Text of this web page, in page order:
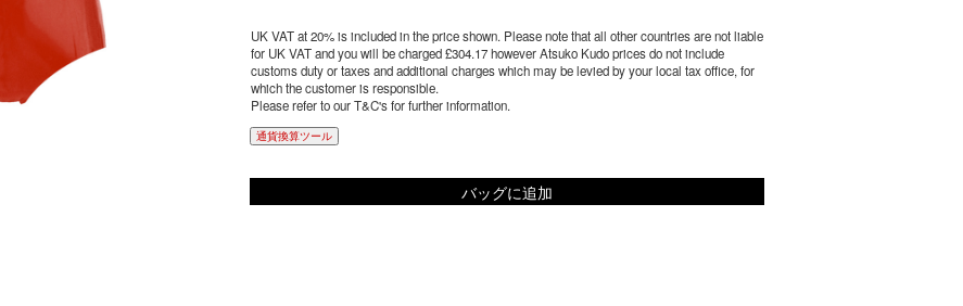
UK VAT at 20% is included in the price shown. Please note that all other countries are not liable
for UK VAT and you will be charged £304.17 however Atsuko Kudo prices do not include
customs duty or taxes and additional charges which may be levied by your local tax office, for
which the customer is responsible.
Please refer to our T&C's for further information.
通貨換算ツール
バッグに追加